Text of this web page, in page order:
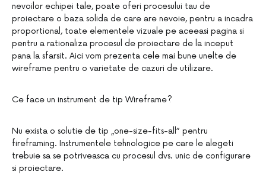
nevoilor echipei tale, poate oferi procesului tau de
proiectare o baza solida de care are nevoie, pentru a incadra
proportional, toate elementele vizuale pe aceeasi pagina si
pentru a rationaliza procesul de proiectare de la inceput
pana la sfarsit. Aici vom prezenta cele mai bune unelte de
wireframe pentru o varietate de cazuri de utilizare.
Ce face un instrument de tip Wireframe?
Nu exista o solutie de tip „one-size-fits-all” pentru
fireframing. Instrumentele tehnologice pe care le alegeti
trebuie sa se potriveasca cu procesul dvs. unic de configurare
si proiectare.